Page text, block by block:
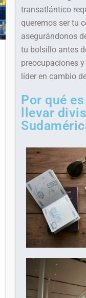
transatlántico
queremos ser tu
asegurándonos
tu bolsillo antes
preocupaciones
líder en cambio
Por qué
llevar